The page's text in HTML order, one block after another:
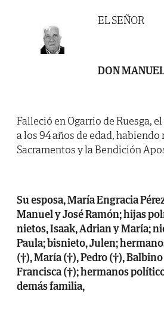
EL SEÑOR
DON
Falleció en Ogarrio de Ruesga,
a los 94 años de edad,
Sacramentos y la Bendición
Su esposa, María Engracia
Manuel y José Ramón; hijas
nietos, Isaak, Adrian y María;
Paula; bisnieto, Julen;
(†), María (†), Pedro (†),
Francisca (†); hermanos
demás familia,